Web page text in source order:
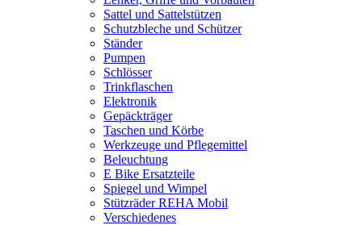
Sattel und Sattelstützen
Schutzbleche und Schützer
Ständer
Pumpen
Schlösser
Trinkflaschen
Elektronik
Gepäckträger
Taschen und Körbe
Werkzeuge und Pflegemittel
Beleuchtung
E Bike Ersatzteile
Spiegel und Wimpel
Stützräder REHA Mobil
Verschiedenes